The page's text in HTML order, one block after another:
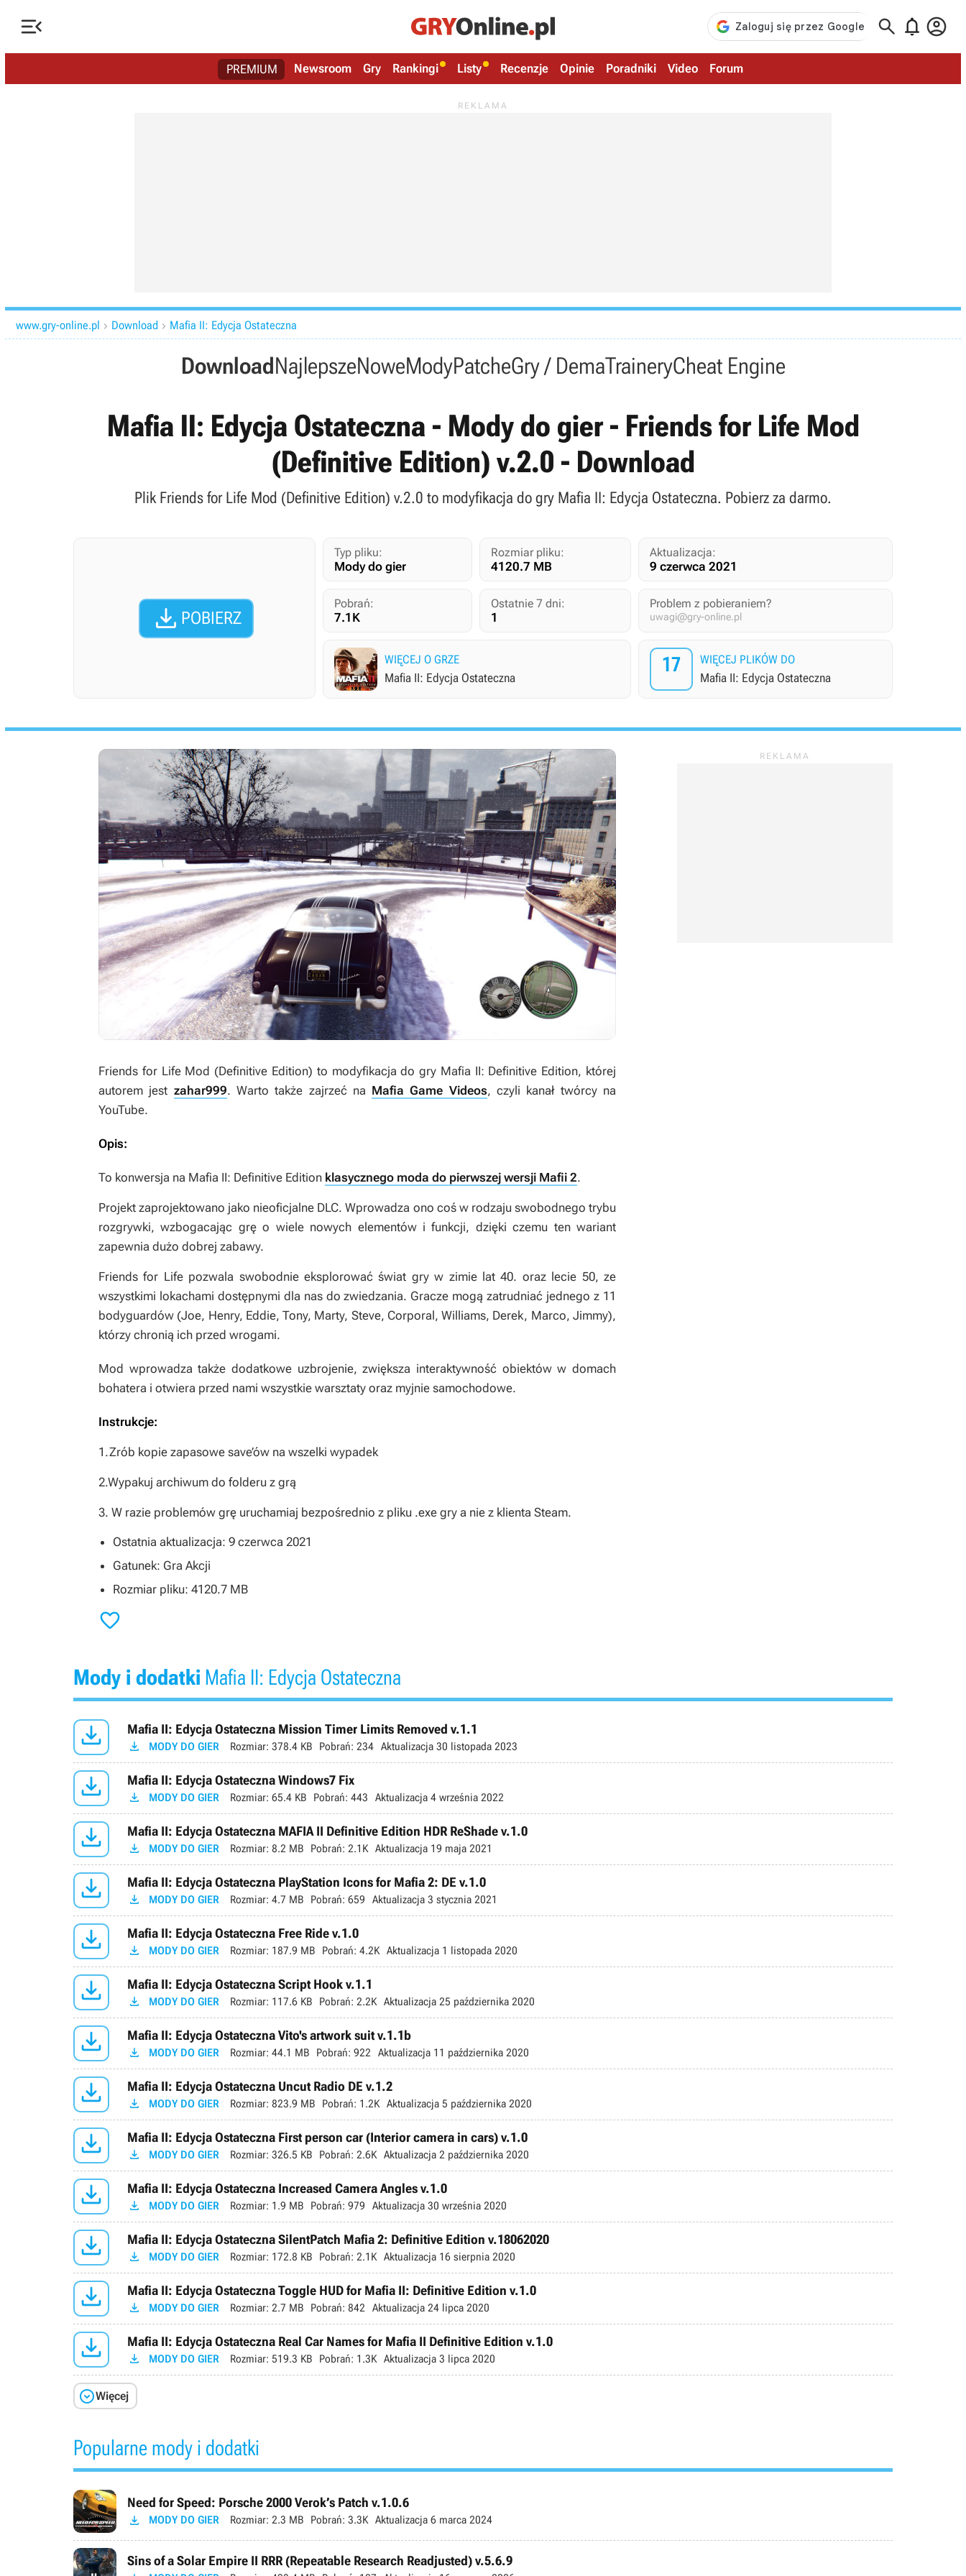
   
PREMIUM Newsroom Gry Rankingi Listy Recenzje Opinie Poradniki Video Forum
www.gry-online.pl  Download  Mafia II: Edycja Ostateczna
DownloadNajlepszeNoweModyPatcheGry / DemaTraineryCheat Engine
Mafia II: Edycja Ostateczna - Mody do gier - Friends for Life Mod
(Definitive Edition) v.2.0 - Download
Plik Friends for Life Mod (Definitive Edition) v.2.0 to modyfikacja do gry Mafia II: Edycja Ostateczna. Pobierz za darmo.
 POBIERZ
Typ pliku:
Mody do gier
Rozmiar pliku:
4120.7 MB
Aktualizacja:
9 czerwca 2021
Pobrań:
7.1K
Ostatnie 7 dni:
1
Problem z pobieraniem?
uwagi@gry-online.pl
WIĘCEJ O GRZE
Mafia II: Edycja Ostateczna
17 WIĘCEJ PLIKÓW DO
Mafia II: Edycja Ostateczna
Friends for Life Mod (Definitive Edition) to modyfikacja do gry Mafia II: Definitive Edition, której
autorem jest zahar999. Warto także zajrzeć na Mafia Game Videos, czyli kanał twórcy na
YouTube.
Opis:
To konwersja na Mafia II: Definitive Edition klasycznego moda do pierwszej wersji Mafii 2.
Projekt zaprojektowano jako nieoficjalne DLC. Wprowadza ono coś w rodzaju swobodnego trybu
rozgrywki, wzbogacając grę o wiele nowych elementów i funkcji, dzięki czemu ten wariant
zapewnia dużo dobrej zabawy.
Friends for Lifepozwala swobodnie eksplorować świat gry w zimie lat 40. oraz lecie 50, ze
wszystkimi lokachami dostępnymi dla nas do zwiedzania. Gracze mogą zatrudniać jednego z 11
bodyguardów (Joe, Henry, Eddie, Tony, Marty, Steve, Corporal, Williams, Derek, Marco, Jimmy),
którzy chronią ich przed wrogami.
Mod wprowadza także dodatkowe uzbrojenie, zwiększa interaktywność obiektów w domach
bohatera i otwiera przed nami wszystkie warsztaty oraz myjnie samochodowe.
Instrukcje:
1.Zrób kopie zapasowe save’ów na wszelki wypadek
2.Wypakuj archiwum do folderu z grą
3. W razie problemów grę uruchamiaj bezpośrednio z pliku .exe gry a nie z klienta Steam.
Ostatnia aktualizacja: 9 czerwca 2021
Gatunek: Gra Akcji
Rozmiar pliku: 4120.7 MB

Mody i dodatki Mafia II: Edycja Ostateczna
 Mafia II: Edycja Ostateczna Mission Timer Limits Removed v.1.1
 MODY DO GIER Rozmiar: 378.4 KB Pobrań: 234 Aktualizacja 30 listopada 2023
 Mafia II: Edycja Ostateczna Windows7 Fix
 MODY DO GIER Rozmiar: 65.4 KB Pobrań: 443 Aktualizacja 4 września 2022
 Mafia II: Edycja Ostateczna MAFIA II Definitive Edition HDR ReShade v.1.0
 MODY DO GIER Rozmiar: 8.2 MB Pobrań: 2.1K Aktualizacja 19 maja 2021
 Mafia II: Edycja Ostateczna PlayStation Icons for Mafia 2: DE v.1.0
 MODY DO GIER Rozmiar: 4.7 MB Pobrań: 659 Aktualizacja 3 stycznia 2021
 Mafia II: Edycja Ostateczna Free Ride v.1.0
 MODY DO GIER Rozmiar: 187.9 MB Pobrań: 4.2K Aktualizacja 1 listopada 2020
 Mafia II: Edycja Ostateczna Script Hook v.1.1
 MODY DO GIER Rozmiar: 117.6 KB Pobrań: 2.2K Aktualizacja 25 października 2020
 Mafia II: Edycja Ostateczna Vito's artwork suit v.1.1b
 MODY DO GIER Rozmiar: 44.1 MB Pobrań: 922 Aktualizacja 11 października 2020
 Mafia II: Edycja Ostateczna Uncut Radio DE v.1.2
 MODY DO GIER Rozmiar: 823.9 MB Pobrań: 1.2K Aktualizacja 5 października 2020
 Mafia II: Edycja Ostateczna First person car (Interior camera in cars) v.1.0
 MODY DO GIER Rozmiar: 326.5 KB Pobrań: 2.6K Aktualizacja 2 października 2020
 Mafia II: Edycja Ostateczna Increased Camera Angles v.1.0
 MODY DO GIER Rozmiar: 1.9 MB Pobrań: 979 Aktualizacja 30 września 2020
 Mafia II: Edycja Ostateczna SilentPatch Mafia 2: Definitive Edition v.18062020
 MODY DO GIER Rozmiar: 172.8 KB Pobrań: 2.1K Aktualizacja 16 sierpnia 2020
 Mafia II: Edycja Ostateczna Toggle HUD for Mafia II: Definitive Edition v.1.0
 MODY DO GIER Rozmiar: 2.7 MB Pobrań: 842 Aktualizacja 24 lipca 2020
 Mafia II: Edycja Ostateczna Real Car Names for Mafia II Definitive Edition v.1.0
 MODY DO GIER Rozmiar: 519.3 KB Pobrań: 1.3K Aktualizacja 3 lipca 2020
Więcej
Popularne mody i dodatki
Need for Speed: Porsche 2000 Verok’s Patch v.1.0.6
 MODY DO GIER Rozmiar: 2.3 MB Pobrań: 3.3K Aktualizacja 6 marca 2024
Sins of a Solar Empire II RRR (Repeatable Research Readjusted) v.5.6.9